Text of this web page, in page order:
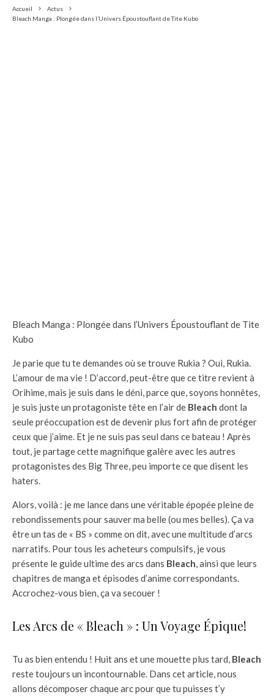
Accueil
Actus
Bleach Manga : Plongée dans l’Univers Époustouflant de Tite Kubo
Bleach Manga : Plongée dans l’Univers Époustouflant de Tite
Kubo
Je parie que tu te demandes où se trouve Rukia ? Oui, Rukia.
L’amour de ma vie ! D’accord, peut-être que ce titre revient à
Orihime, mais je suis dans le déni, parce que, soyons honnêtes,
je suis juste un protagoniste tête en l’air de Bleach dont la
seule préoccupation est de devenir plus fort afin de protéger
ceux que j’aime. Et je ne suis pas seul dans ce bateau ! Après
tout, je partage cette magnifique galère avec les autres
protagonistes des Big Three, peu importe ce que disent les
haters.
Alors, voilà : je me lance dans une véritable épopée pleine de
rebondissements pour sauver ma belle (ou mes belles). Ça va
être un tas de « BS » comme on dit, avec une multitude d’arcs
narratifs. Pour tous les acheteurs compulsifs, je vous
présente le guide ultime des arcs dans Bleach, ainsi que leurs
chapitres de manga et épisodes d’anime correspondants.
Accrochez-vous bien, ça va secouer !
Les Arcs de « Bleach » : Un Voyage Épique!
Tu as bien entendu ! Huit ans et une mouette plus tard, Bleach
reste toujours un incontournable. Dans cet article, nous
allons décomposer chaque arc pour que tu puisses t’y